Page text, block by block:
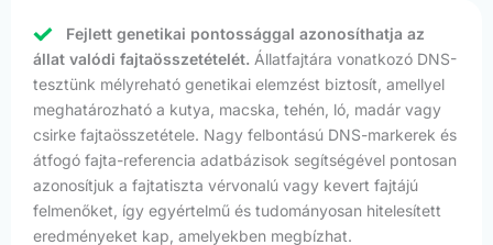
Fejlett genetikai pontossággal azonosíthatja az
állat valódi fajtaösszetételét. Állatfajtára vonatkozó DNS-
tesztünk mélyreható genetikai elemzést biztosít, amellyel
meghatározható a kutya, macska, tehén, ló, madár vagy
csirke fajtaösszetétele. Nagy felbontású DNS-markerek és
átfogó fajta-referencia adatbázisok segítségével pontosan
azonosítjuk a fajtatiszta vérvonalú vagy kevert fajtájú
felmenőket, így egyértelmű és tudományosan hitelesített
eredményeket kap, amelyekben megbízhat.